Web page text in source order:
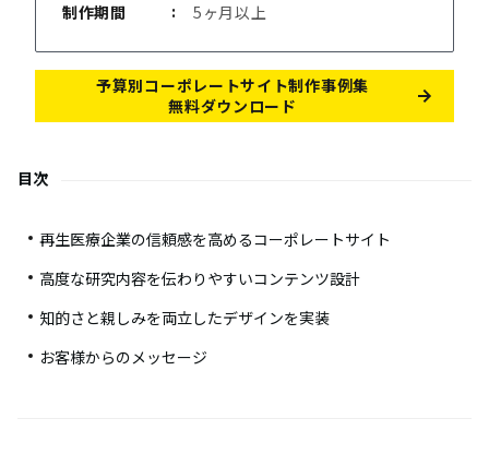
目次
再生医療企業の信頼感を高めるコーポレートサイト
高度な研究内容を伝わりやすいコンテンツ設計
知的さと親しみを両立したデザインを実装
お客様からのメッセージ
制作期間
5ヶ月以上
予算別コーポレートサイト制作事例集
無料ダウンロード